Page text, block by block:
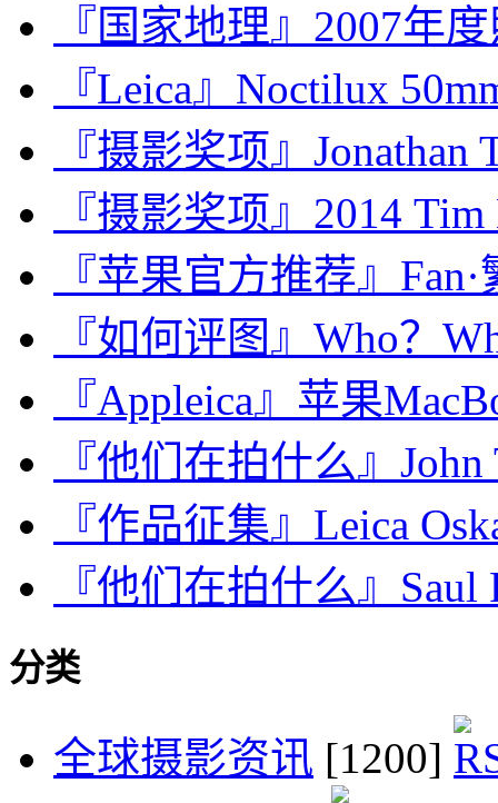
『国家地理』2007年
『Leica』Noctilux
『摄影奖项』Jonathan
『摄影奖项』2014
『苹果官方推荐』
『如何评图』Who？
『Appleica』苹果
『他们在拍什么』
『作品征集』Leica
『他们在拍什么』
分类
全球摄影资讯 [1200]